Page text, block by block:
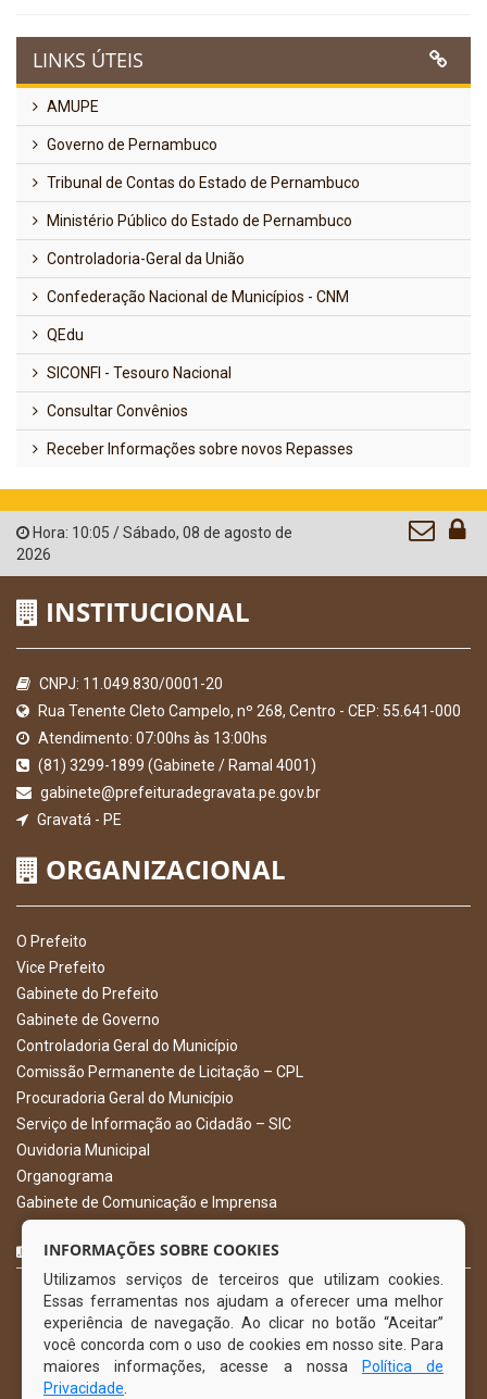
LINKS ÚTEIS
AMUPE
Governo de Pernambuco
Tribunal de Contas do Estado de Pernambuco
Ministério Público do Estado de Pernambuco
Controladoria-Geral da União
Confederação Nacional de Municípios - CNM
QEdu
SICONFI - Tesouro Nacional
Consultar Convênios
Receber Informações sobre novos Repasses
Hora: 10:05 /Sábado, 08 de agosto de
2026
INSTITUCIONAL
CNPJ: 11.049.830/0001-20
Rua Tenente Cleto Campelo, nº 268, Centro - CEP: 55.641-000
Atendimento: 07:00hs às 13:00hs
(81) 3299-1899 (Gabinete / Ramal 4001)
gabinete@prefeituradegravata.pe.gov.br
Gravatá - PE
ORGANIZACIONAL
O Prefeito
Vice Prefeito
Gabinete do Prefeito
Gabinete de Governo
Controladoria Geral do Município
Comissão Permanente de Licitação – CPL
Procuradoria Geral do Município
Serviço de Informação ao Cidadão – SIC
Ouvidoria Municipal
Organograma
Gabinete de Comunicação e Imprensa
CURTA NOSSA FAN PAGE
INFORMAÇÕES SOBRE COOKIES
Utilizamos serviços de terceiros que utilizam cookies.
Essas ferramentas nos ajudam a oferecer uma melhor
experiência de navegação. Ao clicar no botão “Aceitar”
você concorda com o uso de cookies em nosso site. Para
maiores informações, acesse a nossa
Política de
Privacidade